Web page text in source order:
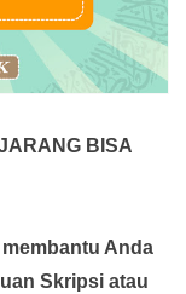
BISA
Anda
Skripsi atau